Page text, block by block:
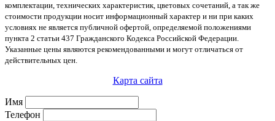
комплектации, технических характеристик, цветовых сочетаний, а так же
стоимости продукции носит информационный характер и ни при каких
условиях не является публичной офертой, определяемой положениями
пункта 2 статьи 437 Гражданского Кодекса Российской Федерации.
Указанные цены являются рекомендованными и могут отличаться от
действительных цен.
Карта сайта
Имя
Телефон